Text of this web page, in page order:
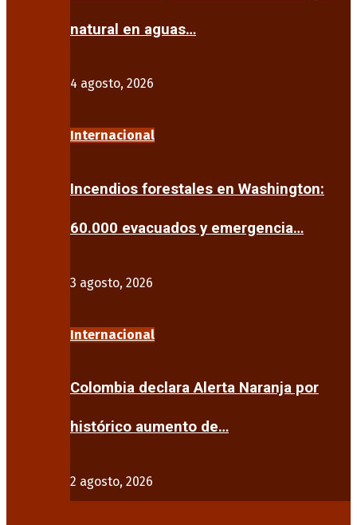
natural en aguas…
4 agosto, 2026
Internacional
Incendios forestales en Washington:
60.000 evacuados y emergencia…
3 agosto, 2026
Internacional
Colombia declara Alerta Naranja por
histórico aumento de…
2 agosto, 2026